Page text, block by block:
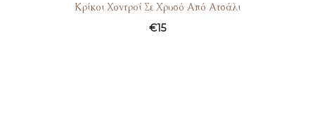
Κρίκοι Χοντροί Σε Χρυσό Από Ατσάλι
€15